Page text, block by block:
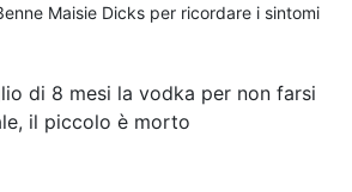
Maisie Dicks per ricordare i sintomi